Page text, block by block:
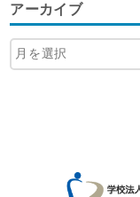
アーカイブ